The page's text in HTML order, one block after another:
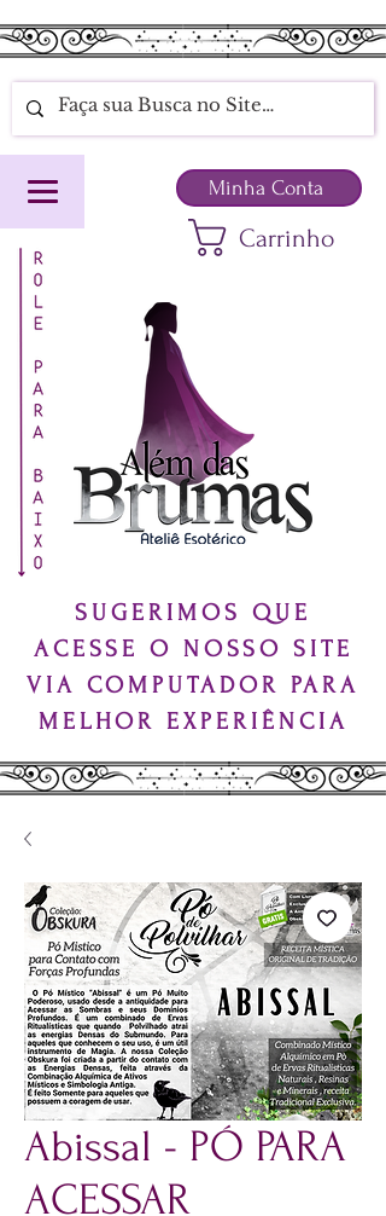
SUGERIMOS QUE
ACESSE O NOSSO SITE
VIA COMPUTADOR PARA
MELHOR EXPERIÊNCIA
Carrinho
Minha Conta
Abissal - PÓ PARA
ACESSAR